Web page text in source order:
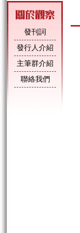
發刊詞
發行人介紹
主筆群介紹
聯絡我們